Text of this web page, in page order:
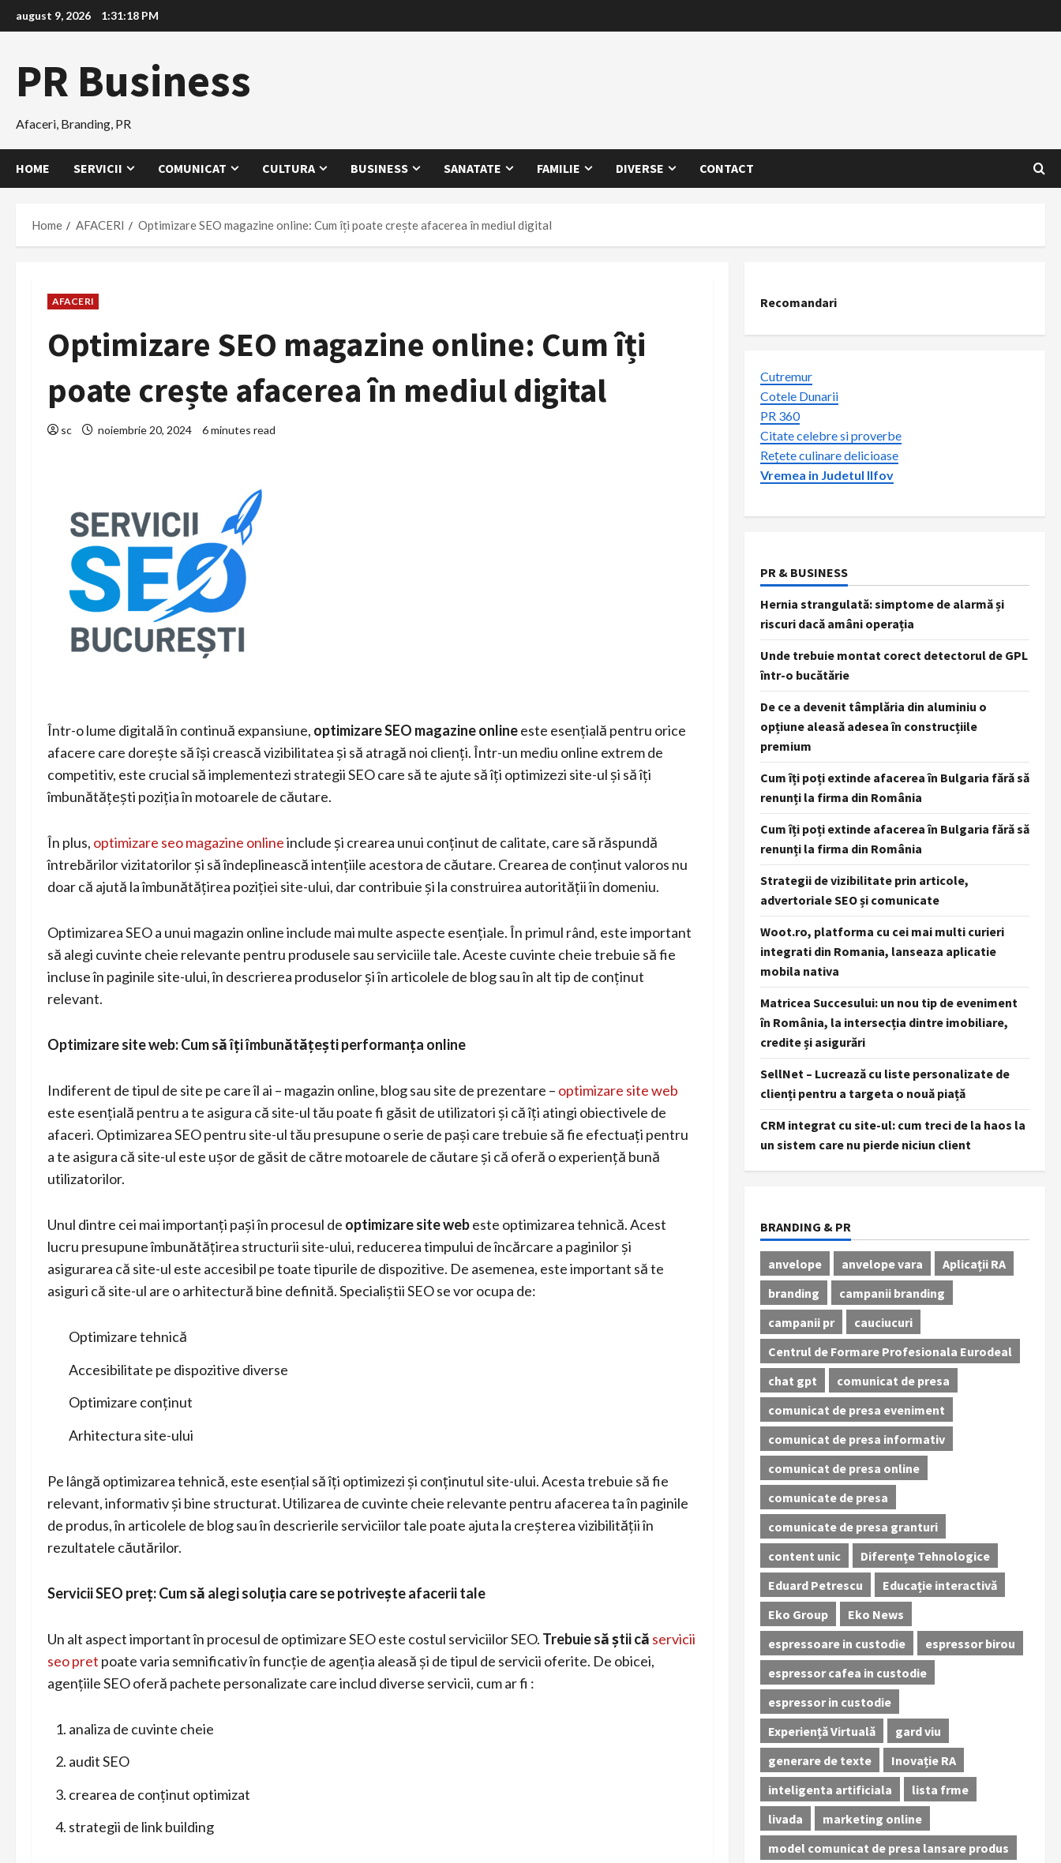
to
august 9, 2026 1:31:19 PM
PR Business
Afaceri, Branding, PR
HOME SERVICII COMUNICAT CULTURA BUSINESS SANATATE FAMILIE DIVERSE CONTACT
Home AFACERI Optimizare SEO magazine online: Cum îți poate crește afacerea în mediul digital
AFACERI
Optimizare SEO magazine online: Cum îți
poate crește afacerea în mediul digital
sc noiembrie 20, 2024 6 minutes read
Într-o lume digitală în continuă expansiune, optimizare SEO magazine onlineeste esențială pentru orice
afacere care dorește să își crească vizibilitatea și să atragă noi clienți. Într-un mediu online extrem de
competitiv, este crucial să implementezi strategii SEO care să te ajute să îți optimizezi site-ul și să îți
îmbunătățești poziția în motoarele de căutare.
În plus, optimizare seo magazine onlineinclude și crearea unui conținut de calitate, care să răspundă
întrebărilor vizitatorilor și să îndeplinească intențiile acestora de căutare. Crearea de conținut valoros nu
doar că ajută la îmbunătățirea poziției site-ului, dar contribuie și la construirea autorității în domeniu.
Optimizarea SEO a unui magazin online include mai multe aspecte esențiale. În primul rând, este important
să alegi cuvinte cheie relevante pentru produsele sau serviciile tale. Aceste cuvinte cheie trebuie să fie
incluse în paginile site-ului, în descrierea produselor și în articolele de blog sau în alt tip de conținut
relevant.
Optimizare site web: Cum să îți îmbunătățești performanța online
Indiferent de tipul de site pe care îl ai – magazin online, blog sau site de prezentare – optimizare site web
este esențială pentru a te asigura că site-ul tău poate fi găsit de utilizatori și că îți atingi obiectivele de
afaceri. Optimizarea SEO pentru site-ul tău presupune o serie de pași care trebuie să fie efectuați pentru
a te asigura că site-ul este ușor de găsit de către motoarele de căutare și că oferă o experiență bună
utilizatorilor.
Unul dintre cei mai importanți pași în procesul de optimizare site webeste optimizarea tehnică. Acest
lucru presupune îmbunătățirea structurii site-ului, reducerea timpului de încărcare a paginilor și
asigurarea că site-ul este accesibil pe toate tipurile de dispozitive. De asemenea, este important să te
asiguri că site-ul are o arhitectură bine definită. Specialiștii SEO se vor ocupa de:
Optimizare tehnică
Accesibilitate pe dispozitive diverse
Optimizare conținut
Arhitectura site-ului
Pe lângă optimizarea tehnică, este esențial să îți optimizezi și conținutul site-ului. Acesta trebuie să fie
relevant, informativ și bine structurat. Utilizarea de cuvinte cheie relevante pentru afacerea ta în paginile
de produs, în articolele de blog sau în descrierile serviciilor tale poate ajuta la creșterea vizibilității în
rezultatele căutărilor.
Servicii SEO preț: Cum să alegi soluția care se potrivește afacerii tale
Un alt aspect important în procesul de optimizare SEO este costul serviciilor SEO. Trebuie să știi că servicii
seo pret poate varia semnificativ în funcție de agenția aleasă și de tipul de servicii oferite. De obicei,
agențiile SEO oferă pachete personalizate care includ diverse servicii, cum ar fi :
analiza de cuvinte cheie
audit SEO
crearea de conținut optimizat
strategii de link building
Recomandari
Cutremur
Cotele Dunarii
PR 360
Citate celebre si proverbe
Rețete culinare delicioase
Vremea in Judetul Ilfov
PR & BUSINESS
Hernia strangulată: simptome de alarmă și
riscuri dacă amâni operația
Unde trebuie montat corect detectorul de GPL
într-o bucătărie
De ce a devenit tâmplăria din aluminiu o
opțiune aleasă adesea în construcțiile
premium
Cum îți poți extinde afacerea în Bulgaria fără să
renunți la firma din România
Cum îți poți extinde afacerea în Bulgaria fără să
renunți la firma din România
Strategii de vizibilitate prin articole,
advertoriale SEO și comunicate
Woot.ro, platforma cu cei mai multi curieri
integrati din Romania, lanseaza aplicatie
mobila nativa
Matricea Succesului: un nou tip de eveniment
în România, la intersecția dintre imobiliare,
credite și asigurări
SellNet – Lucrează cu liste personalizate de
clienți pentru a targeta o nouă piață
CRM integrat cu site-ul: cum treci de la haos la
un sistem care nu pierde niciun client
BRANDING & PR
anvelope anvelope vara
Aplicații RA
branding
campanii branding
campanii pr
cauciucuri
Centrul de Formare Profesionala Eurodeal
chat gpt
comunicat de presa
comunicat de presa eveniment
comunicat de presa informativ
comunicat de presa online
comunicate de presa
comunicate de presa granturi
content unic
Diferențe Tehnologice
Eduard Petrescu
Educație interactivă
Eko Group
Eko News
espressoare in custodie
espressor birou
espressor cafea in custodie
espressor in custodie
Experiență Virtuală
gard viu
generare de texte
Inovație RA
inteligenta artificiala
lista frme
livada
marketing online
model comunicat de presa lansare produs